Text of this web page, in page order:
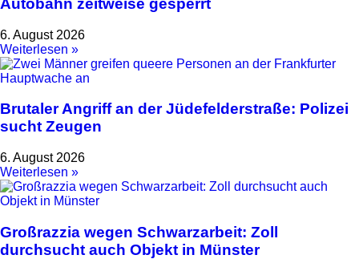
Autobahn zeitweise gesperrt
6. August 2026
Weiterlesen »
Brutaler Angriff an der Jüdefelderstraße: Polizei
sucht Zeugen
6. August 2026
Weiterlesen »
Großrazzia wegen Schwarzarbeit: Zoll
durchsucht auch Objekt in Münster